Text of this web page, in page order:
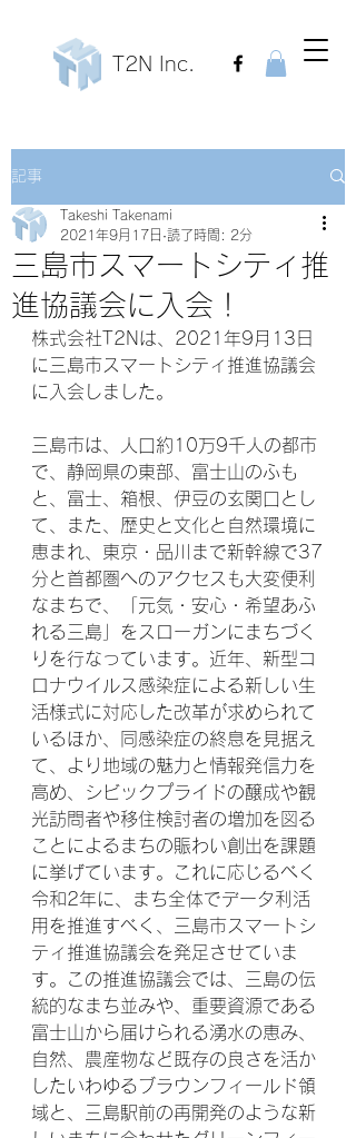
T2N Inc.
記事
三島市スマートシティ推
進協議会に入会！
Takeshi Takenami
2021年9月17日 読了時間: 2分
株式会社T2Nは、2021年9月13日
に三島市スマートシティ推進協議会
に入会しました。
三島市は、人口約10万9千人の都市
で、静岡県の東部、富士山のふも
と、富士、箱根、伊豆の玄関口とし
て、また、歴史と文化と自然環境に
恵まれ、東京・品川まで新幹線で37
分と首都圏へのアクセスも大変便利
なまちで、「元気・安心・希望あふ
れる三島」をスローガンにまちづく
りを行なっています。近年、新型コ
ロナウイルス感染症による新しい生
活様式に対応した改革が求められて
いるほか、同感染症の終息を見据え
て、より地域の魅力と情報発信力を
高め、シビックプライドの醸成や観
光訪問者や移住検討者の増加を図る
ことによるまちの賑わい創出を課題
に挙げています。これに応じるべく
令和2年に、まち全体でデータ利活
用を推進すべく、三島市スマートシ
ティ推進協議会を発足させていま
す。この推進協議会では、三島の伝
統的なまち並みや、重要資源である
富士山から届けられる湧水の恵み、
自然、農産物など既存の良さを活か
したいわゆるブラウンフィールド領
域と、三島駅前の再開発のような新